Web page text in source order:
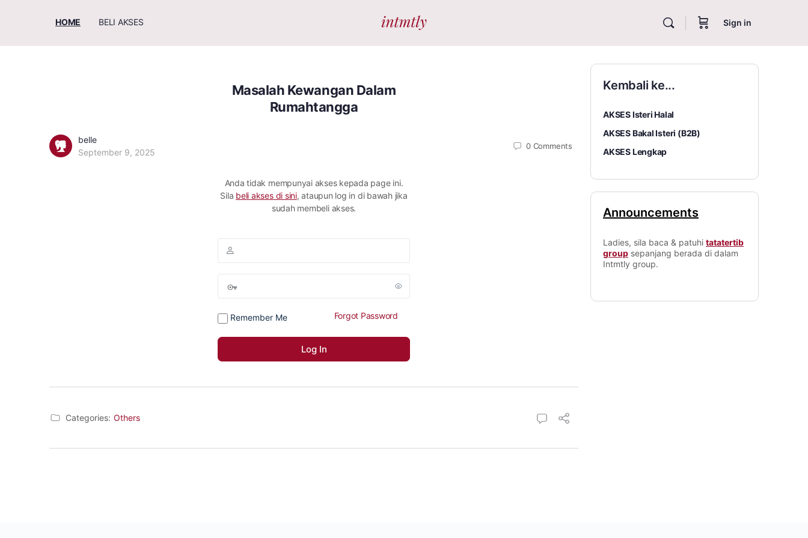
HOME BELI AKSES Sign in
Masalah Kewangan Dalam
Rumahtangga
belle
September 9, 2025
0 Comments
Anda tidak mempunyai akses kepada page ini.
Sila beli akses di sini, ataupun log in di bawah jika
sudah membeli akses.
Remember Me Forgot Password
Categories: Others
Kembali ke...
AKSES Isteri Halal
AKSES Bakal Isteri (B2B)
AKSES Lengkap
Announcements
Ladies, sila baca & patuhi tatatertib
group sepanjang berada di dalam
Intmtly group.